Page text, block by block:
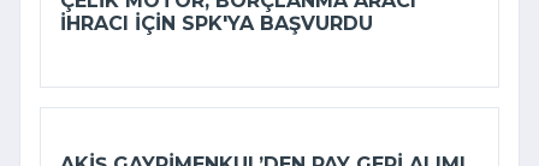
IHRACI IÇIN SPK'YA BAŞVURDU